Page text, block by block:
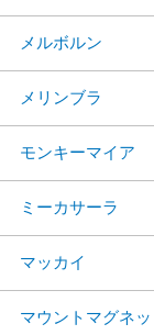
メルボルン
メリンブラ
モンキーマイア
ミーカサーラ
マッカイ
マウントマグネッ